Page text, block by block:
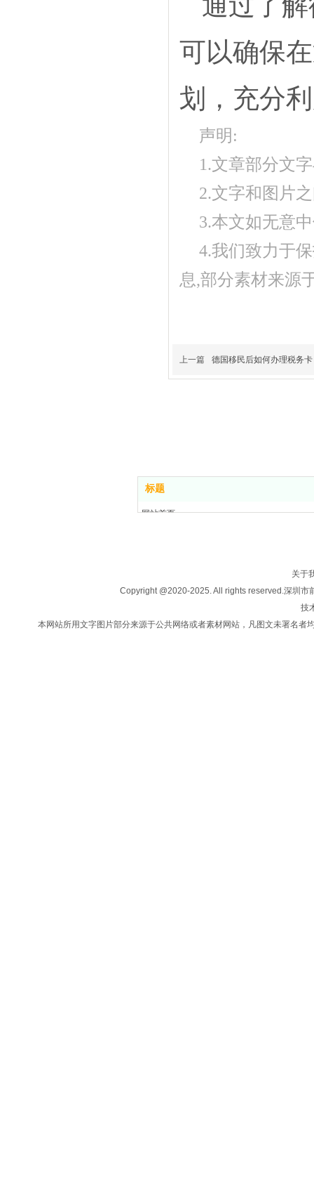
可以确保
划，充分
声明:
1.文章部分文
2.文字和图片
3.本文如无意
4.我们致力于
息,部分素材来源
上一篇 德国移民后如何办理税务
标题
网站首页
法律咨询
联系我们
关于
Copyright @2020-2025. All rights reserved.深圳
技
本网站所用文字图片部分来源于公共网络或者素材网站，凡图文未署名